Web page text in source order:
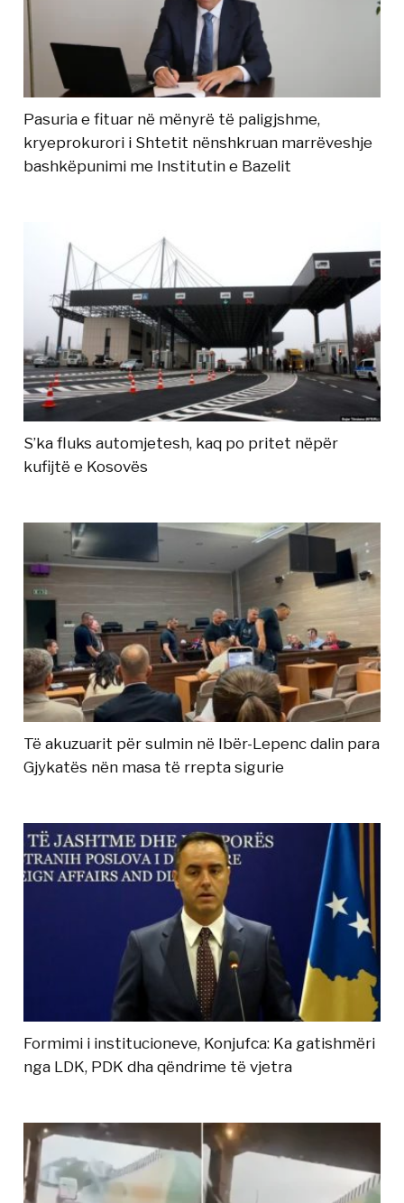
Pasuria e fituar në mënyrë të paligjshme,
kryeprokurori i Shtetit nënshkruan marrëveshje
bashkëpunimi me Institutin e Bazelit
S’ka fluks automjetesh, kaq po pritet nëpër
kufijtë e Kosovës
Të akuzuarit për sulmin në Ibër-Lepenc dalin para
Gjykatës nën masa të rrepta sigurie
Formimi i institucioneve, Konjufca: Ka gatishmëri
nga LDK, PDK dha qëndrime të vjetra